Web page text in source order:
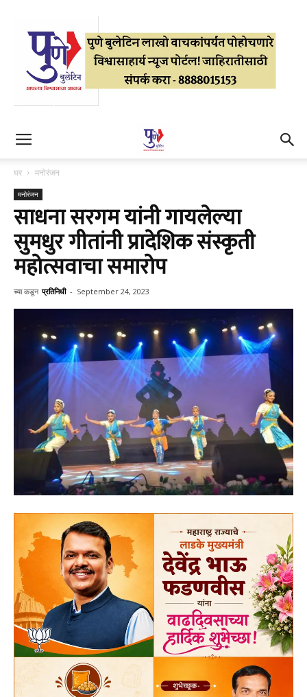
घर मनोरंजन
मनोरंजन
साधना सरगम यांनी गायलेल्या
सुमधुर गीतांनी प्रादेशिक संस्कृती
महोत्सवाचा समारोप
च्या कडून प्रतिनिधी - September 24, 2023